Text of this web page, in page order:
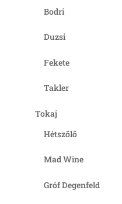
Bodri
Duzsi
Fekete
Takler
Tokaj
Hétszőlő
Mad Wine
Gróf Degenfeld